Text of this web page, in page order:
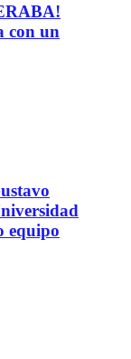
con un
equipo